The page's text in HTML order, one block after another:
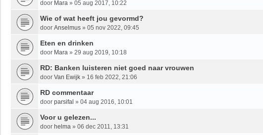
door Mara » 05 aug 2017, 10:22
Wie of wat heeft jou gevormd?
door Anselmus » 05 nov 2022, 09:45
Eten en drinken
door Mara » 29 aug 2019, 10:18
RD: Banken luisteren niet goed naar vrouwen
door Van Ewijk » 16 feb 2022, 21:06
RD commentaar
door parsifal » 04 aug 2016, 10:01
Voor u gelezen...
door helma » 06 dec 2011, 13:31